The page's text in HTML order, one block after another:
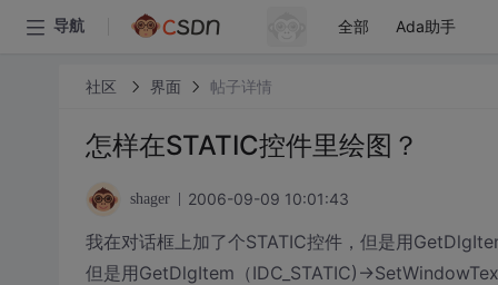
导航 全部 Ada助手
社区 界面 帖子详情
怎样在STATIC控件里绘图？
shager 2006-09-09 10:01:43
我在对话框上加了个STATIC控件，但是用
但是用GetDlgItem（IDC_STATIC)-